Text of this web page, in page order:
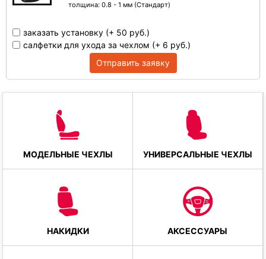
толщина: 0.8 - 1 мм (Стандарт)
заказать установку (+ 50 руб.)
салфетки для ухода за чехлом (+ 6 руб.)
Отправить заявку
МОДЕЛЬНЫЕ ЧЕХЛЫ УНИВЕРСАЛЬНЫЕ ЧЕХЛЫ
НАКИДКИ АКСЕССУАРЫ